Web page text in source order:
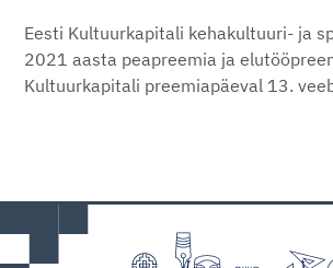
Eesti Kultuurkapitali kehakultuuri- ja
2021 aasta peapreemia ja
Kultuurkapitali preemiapäeval 13.